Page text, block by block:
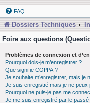
FAQ
Dossiers Techniques
Foire aux questions
Problèmes de connexion et
Pourquoi dois-je m’enregistrer ?
Que signifie COPPA ?
Je souhaite m’enregistrer, mais je
Je suis enregistré mais je ne peux
Pourquoi ne puis-je pas me
Je me suis enregistré par le